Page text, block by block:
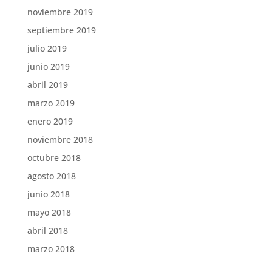
noviembre 2019
septiembre 2019
julio 2019
junio 2019
abril 2019
marzo 2019
enero 2019
noviembre 2018
octubre 2018
agosto 2018
junio 2018
mayo 2018
abril 2018
marzo 2018